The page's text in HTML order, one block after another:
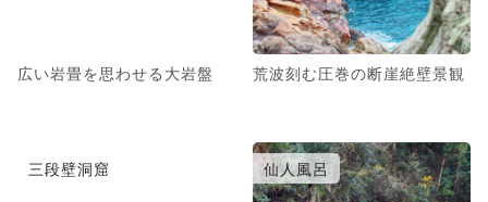
広い岩畳を思わせる大岩盤 荒波刻む圧巻の断崖絶壁景観
三段壁洞窟 仙人風呂